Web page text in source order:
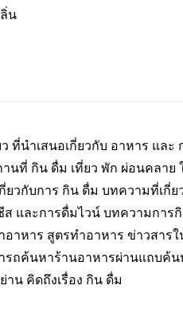
น
ที่นำเสนอเกี่ยวกับ อาหาร และ
นที่ กิน ดื่ม เที่ยว พัก ผ่อนคลาย
วกับการ กิน ดื่ม บทความที่เกี่ย
และการดื่มไวน์ บทความการ
าหาร สูตรทำอาหาร ข่าวสารใ
รถค้นหาร้านอาหารผ่านแถบค้น
น คิดถึงเรื่อง กิน ดื่ม